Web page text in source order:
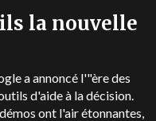
la nouvelle
a annoncé l'"ère des
d'aide à la décision.
ont l'air étonnantes,